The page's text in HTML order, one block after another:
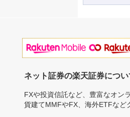
ネット証券の楽天証券につ
FXや投資信託など、豊富なオン
貨建てMMFやFX、海外ETFなど